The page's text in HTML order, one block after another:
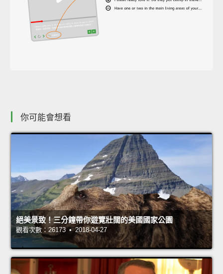
你可能會想看
絕美景致！三分鐘帶你遊覽壯闊的美國國家公園
觀看次數：26173 • 2018-04-27